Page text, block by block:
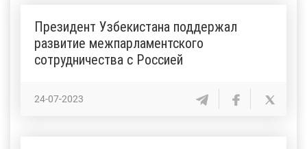
Президент Узбекистана поддержал
развитие межпарламентского
сотрудничества с Россией
24-07-2023